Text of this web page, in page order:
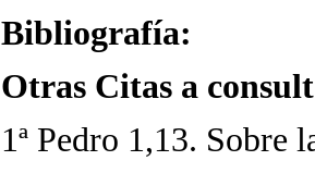
Bibliografía:
Otras Citas a
1ª Pedro 1,13. Sobre